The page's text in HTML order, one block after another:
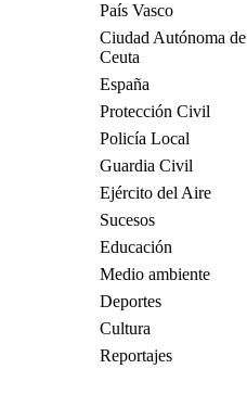
País Vasco
Ciudad Autónoma de
Ceuta
España
Protección Civil
Policía Local
Guardia Civil
Ejército del Aire
Sucesos
Educación
Medio ambiente
Deportes
Cultura
Reportajes